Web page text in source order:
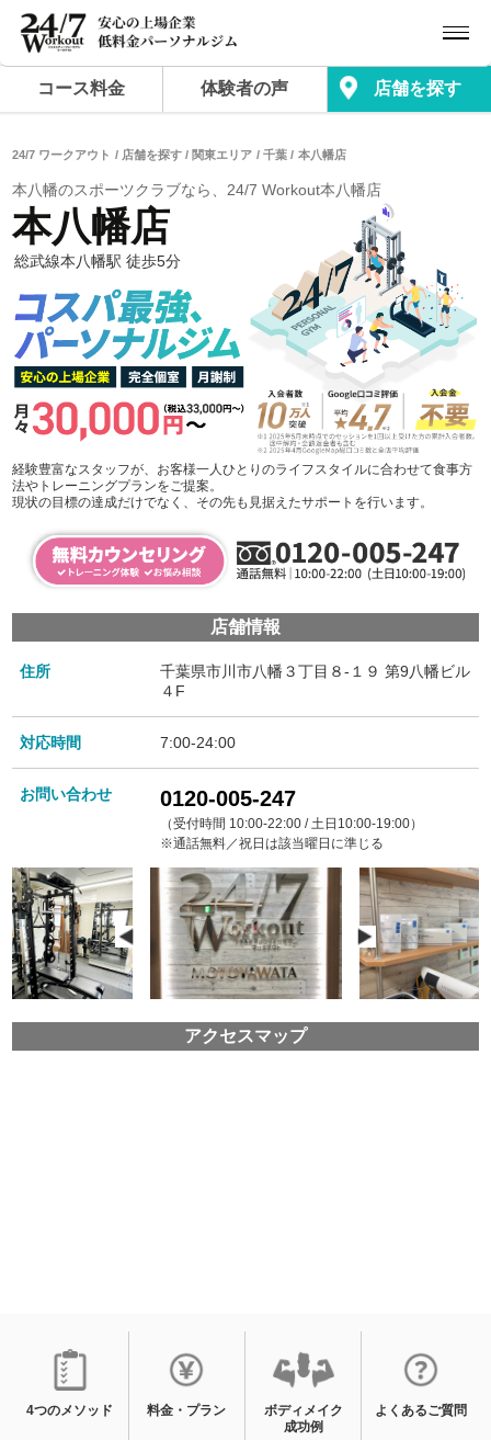
コース料金 体験者の声 店舗を探す
24/7 ワークアウト 店舗を探す 関東エリア 千葉 本八幡店
本八幡のスポーツクラブなら、24/7 Workout本八幡店
本八幡店
総武線本八幡駅 徒歩5分
経験豊富なスタッフが、お客様一人ひとりのライフスタイルに合わせて食事方
法やトレーニングプランをご提案。
現状の目標の達成だけでなく、その先も見据えたサポートを行います。
店舗情報
住所
千葉県市川市八幡３丁目８-１９ 第9八幡ビル
４F
対応時間 7:00-24:00
お問い合わせ 0120-005-247
（受付時間 10:00-22:00 / 土日10:00-19:00）
※通話無料／祝日は該当曜日に準じる
アクセスマップ
4つのメソッド 料金・プラン
ボディメイク
成功例
よくあるご質問